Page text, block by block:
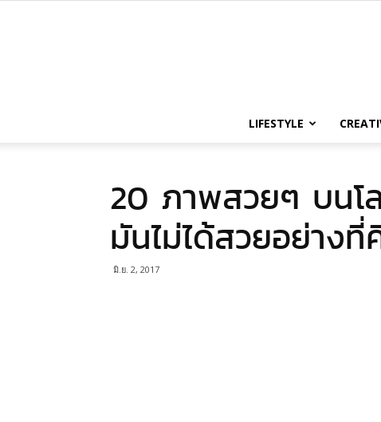
LIFESTYLE
20 ภาพสวยๆ บนโ
มันไม่ได้สวยอย่างที่
มิ.ย. 2, 2017